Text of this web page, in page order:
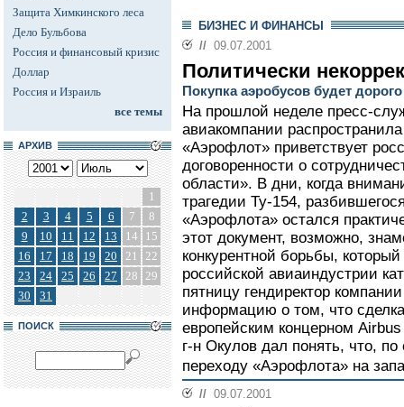
Защита Химкинского леса
Дело Бульбова
Россия и финансовый кризис
Доллар
Россия и Израиль
все темы
АРХИВ
1
2
3 4 5 6 7
8
9
10 11 12 13 14
15
16
17 18 19 20 21
22
23
24 25 26 27 28 29
30
31
ПОИСК
БИЗНЕС И ФИНАНСЫ
// 09.07.2001
Политически
Покупка аэробусов будет
На прошлой неделе пресс-
авиакомпании
«Аэрофлот» приветствует
договоренности о
области». В дни, когда
трагедии Ту-154,
«Аэрофлота» остался
этот документ, возможно,
конкурентной борьбы,
российской авиаиндустрии
пятницу гендиректор
информацию о том, что
европейским концерном
г-н Окулов дал понять, что,
переходу «Аэрофлота» на
// 09.07.2001